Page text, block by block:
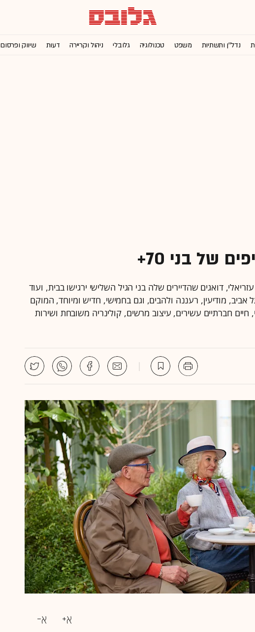
נדל''ן ותשתיות משפט טכנולוגיה גלובלי ניהול וקריירה דעות שיווק ופרסום
של בני 70+
דואגים שהדיירים שלה בני הגיל השלישי ירגישו בבית, ועוד
מודיעין, רעננה ולהבים, וגם בחמישי, חדיש ומיוחד, המוקם
חיים חברתיים עשירים, עיצוב מרשים, קולינריה משובחת ושירות